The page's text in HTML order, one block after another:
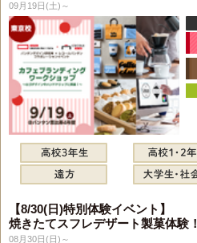
09月19日(土)～
【8/30(日)特別体験イベント】
焼きたてスフレデザート製菓体験！
08月30日(日)～